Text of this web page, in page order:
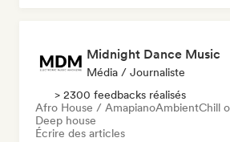
Midnight Dance Music
Média / Journaliste
> 2300 feedbacks réalisés
Afro House / AmapianoAmbientChill
Deep house
Écrire des articles